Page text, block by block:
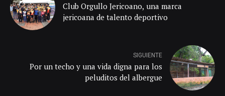
Club Orgullo Jericoano, una marca
jericoana de talento deportivo
SIGUIENTE
Por un techo y una vida digna para los
peluditos del albergue